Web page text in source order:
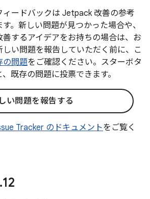
ィードバックは Jetpack 改善の参考
。新しい問題が見つかった場合や、
善するアイデアをお持ちの場合は、お
い問題を報告していただく前に、こ
の問題をご確認ください。スターボタ
既存の問題に投票できます。
い問題を報告する
Tracker のドキュメントをご覧く
.12